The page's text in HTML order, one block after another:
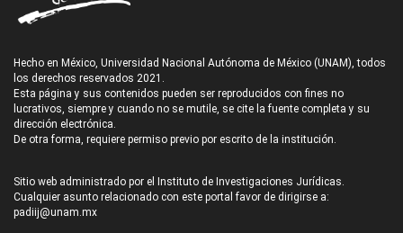
Hecho en México, Universidad Nacional Autónoma de México (UNAM), todos
los derechos reservados 2021.
Esta página y sus contenidos pueden ser reproducidos con fines no
lucrativos, siempre y cuando no se mutile, se cite la fuente completa y su
dirección electrónica.
De otra forma, requiere permiso previo por escrito de la institución.
Sitio web administrado por el Instituto de Investigaciones Jurídicas.
Cualquier asunto relacionado con este portal favor de dirigirse a:
padiij@unam.mx